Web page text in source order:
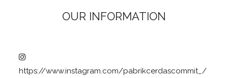
OUR INFORMATION
https://www.instagram.com/pabrikcerdascommit_/